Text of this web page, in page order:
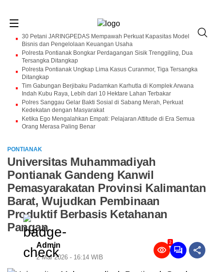
30 Petani JARINGPEDAS Mempawah Perkuat Kapasitas Model
Bisnis dan Pengelolaan Keuangan Usaha
Polresta Pontianak Bongkar Perdagangan Sisik Trenggiling, Dua
Tersangka Ditangkap
Polresta Pontianak Ungkap Lima Kasus Curanmor, Tiga Tersangka
Ditangkap
Tim Gabungan Berjibaku Padamkan Karhutla di Komplek Arwana
Indah Kubu Raya, Lebih dari 10 Hektare Lahan Terbakar
Polres Sanggau Gelar Bakti Sosial di Sabang Merah, Perkuat
Kedekatan dengan Masyarakat
Ketika Ego Mengalahkan Empati: Pelajaran Attitude di Era Semua
Orang Merasa Paling Benar
PONTIANAK
Universitas Muhammadiyah
Pontianak Gandeng Kanwil
Pemasyarakatan Provinsi Kalimantan
Barat, Wujudkan Pembinaan
Produktif Berbasis Ketahanan
Pangan
Admin
2 Mar 2026 - 16:14 WIB
2